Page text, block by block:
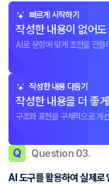
빠르게 시작하기
작성한 내용이 없어
AI로 문항에 맞게 초안을 만들
작성한 내용 다듬기
작성한 내용을 더 좋
구조와 표현을 구체적으로 개
Q Question 03.
AI 도구를 활용하여 실제로